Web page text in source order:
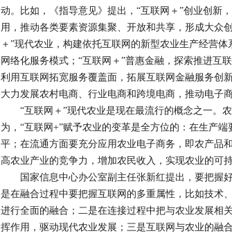
动。比如，《指导意见》提出，“互联网＋”创业创新
用，推动各类要素资源集聚、开放和共享，形成大众
＋”现代农业，构建依托互联网的新型农业生产经营
网络化服务模式；“互联网＋”普惠金融，探索推进互
利用互联网拓宽服务覆盖面，拓展互联网金融服务创
大力发展农村电商、行业电商和跨境电商，推动电子
“互联网＋”现代农业是现在最流行的概念之一。农
为，“互联网+”赋予农业的变革是全方位的：在生产
平；在流通方面要充分应用农业电子商务，即农产品
高农业产业的竞争力，增加农民收入，实现农业的可持
国家信息中心办公室副主任张新红提出，要把握
是在融合过程中要把握互联网的多重属性，比如技术
进行全面的融合；二是在连接过程中把与农业发展相
挥作用，驱动现代农业发展；三是互联网与农业的融